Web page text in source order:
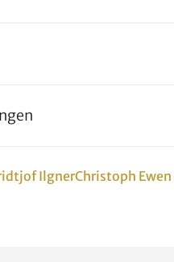
IlgnerChristoph Ewen